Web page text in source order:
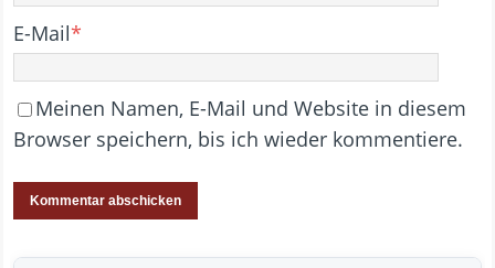
E-Mail*
Meinen Namen, E-Mail und Website in diesem
Browser speichern, bis ich wieder kommentiere.